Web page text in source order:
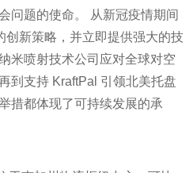
问题的使命。 从新冠疫情期间
创新策略，并立即提供强大的技
米喷射技术公司应对全球对空
到支持 KraftPal 引领北美托盘
措都体现了可持续发展的承